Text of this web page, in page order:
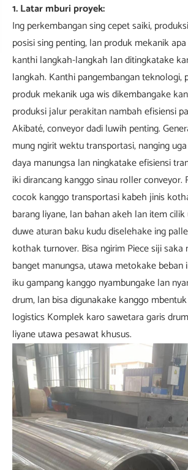
1. Latar mburi proyek:
Ing perkembangan sing cepet saiki,
posisi sing penting, lan produk mekanik
kanthi langkah-langkah lan ditingkatake
langkah. Kanthi pangembangan teknologi,
produk mekanik uga wis dikembangake
produksi jalur perakitan nambah efisiensi
Akibaté, conveyor dadi luwih penting.
mung ngirit wektu transportasi, nanging
daya manungsa lan ningkatake efisiensi
iki dirancang kanggo sinau roller conveyor.
cocok kanggo transportasi kabeh jinis
barang liyane, lan bahan akeh lan item
duwe aturan baku kudu diselehake ing
kothak turnover. Bisa ngirim Piece siji
banget manungsa, utawa metokake beban
iku gampang kanggo nyambungake lan
drum, lan bisa digunakake kanggo
logistics Komplek karo sawetara garis
liyane utawa pesawat khusus.